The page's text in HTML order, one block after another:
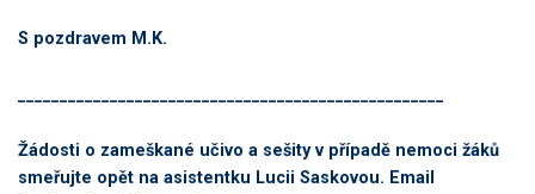
S pozdravem M.K.
Žádosti o zameškané učivo a sešity v případě nemoci žáků
smeřujte opět na asistentku Lucii Saskovou. Email